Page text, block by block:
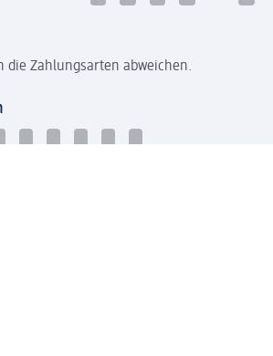
die Zahlungsarten abweichen.